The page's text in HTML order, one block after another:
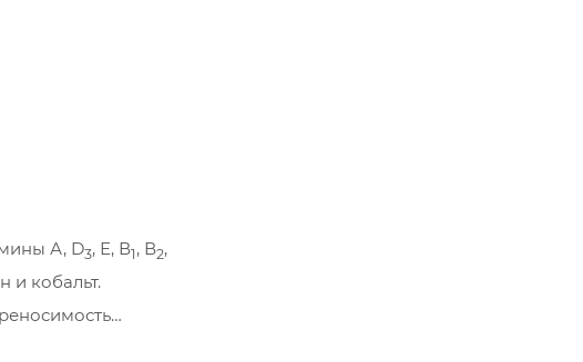
А, D3, Е, В1 , В2,
и кобальт.